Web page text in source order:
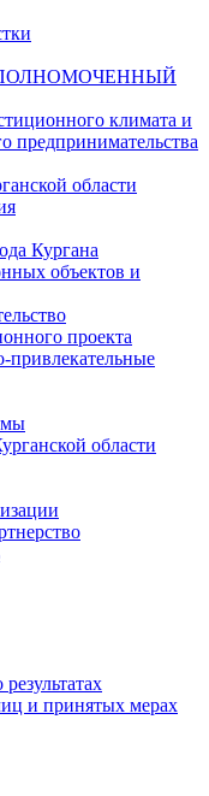
климата и
предпринимательства
области
Кургана
объектов и
проекта
области
и принятых мерах